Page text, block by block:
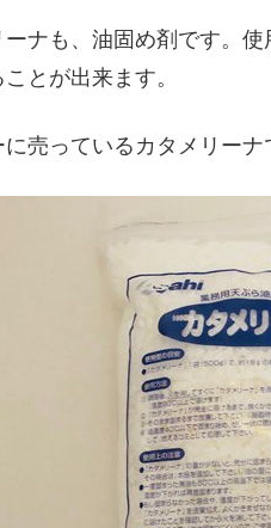
ナも、油固め剤です。
とが出来ます。
売っているカタメリーナ